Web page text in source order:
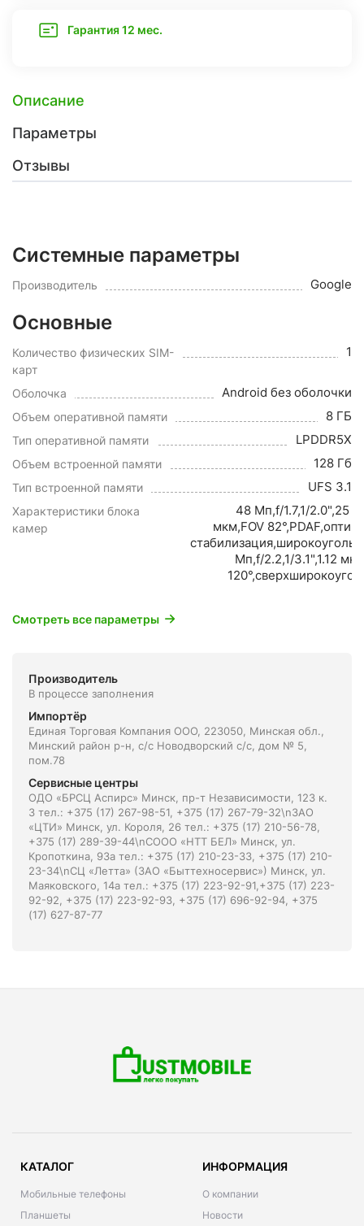
Гарантия 12 мес.
Описание
Параметры
Отзывы
Системные параметры
Производитель Google
Основные
Количество физических SIM-
карт
1
Оболочка Android без оболочки
Объем оперативной памяти 8 ГБ
Тип оперативной памяти LPDDR5X
Объем встроенной памяти 128 Гб
Тип встроенной памяти UFS 3.1
Характеристики блока
камер
48 Мп,f/1.7,1/2.0",25
мкм,FOV
Мп,f/2.2,1/3.1",1.12
Смотреть все параметры
Производитель
В процессе заполнения
Импортёр
Единая Торговая Компания ООО, 223050, Минская обл.,
Минский район р-н, с/с Новодворский с/с, дом № 5,
пом.78
Сервисные центры
ОДО «БРСЦ Аспирс» Минск, пр-т Независимости, 123 к.
3 тел.: +375 (17) 267-98-51, +375 (17) 267-79-32\nЗАО
«ЦТИ» Минск, ул. Короля, 26 тел.: +375 (17) 210-56-78,
+375 (17) 289-39-44\nСООО «НТТ БЕЛ» Минск, ул.
Кропоткина, 93а тел.: +375 (17) 210-23-33, +375 (17) 210-
23-34\nСЦ «Летта» (ЗАО «Быттехносервис») Минск, ул.
Маяковского, 14а тел.: +375 (17) 223-92-91,+375 (17) 223-
92-92, +375 (17) 223-92-93, +375 (17) 696-92-94, +375
(17) 627-87-77
КАТАЛОГ
Мобильные телефоны
Планшеты
ИНФОРМАЦИЯ
О компании
Новости